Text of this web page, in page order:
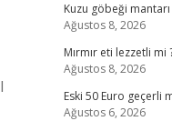
Kuzu göbeği
Ağustos 8, 2026
Mırmır eti lezzetli mi
Ağustos 8, 2026
Eski 50 Euro geçerli
Ağustos 6, 2026